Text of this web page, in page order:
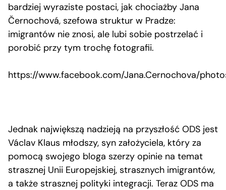
bardziej wyraziste postaci, jak chociażby Jana
Černochová, szefowa struktur w Pradze:
imigrantów nie znosi, ale lubi sobie postrzelać i
porobić przy tym trochę fotografii.
https://www.facebook.com/Jana.Cernochova/
Jednak największą nadzieją na przyszłość ODS jest
Václav Klaus młodszy, syn założyciela, który za
pomocą swojego bloga szerzy opinie na temat
strasznej Unii Europejskiej, strasznych imigrantów,
a także strasznej polityki integracji. Teraz ODS ma